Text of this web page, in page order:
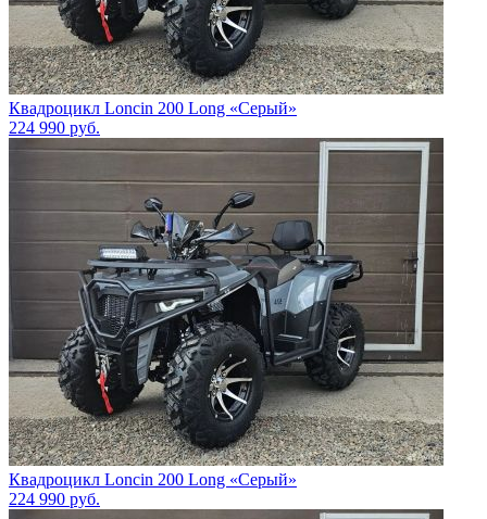
Квадроцикл Loncin 200 Long «Серый»
224 990 руб.
Квадроцикл Loncin 200 Long «Серый»
224 990 руб.